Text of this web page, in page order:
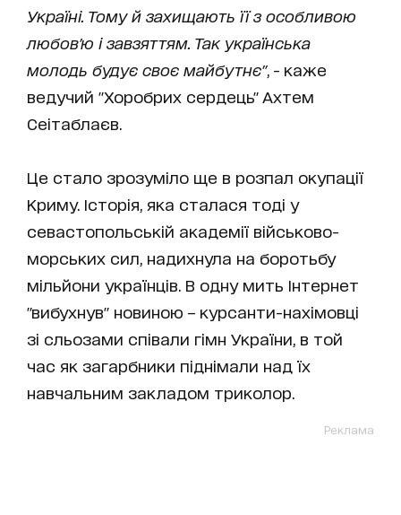
Україні. Тому й захищають її з особливою
любов'ю і завзяттям. Так українська
молодь будує своє майбутнє", - каже
ведучий "Хоробрих сердець" Ахтем
Сеітаблаєв.
Це стало зрозуміло ще в розпал окупації
Криму. Історія, яка сталася тоді у
севастопольській академії військово-
морських сил, надихнула на боротьбу
мільйони українців. В одну мить Інтернет
"вибухнув" новиною – курсанти-нахімовці
зі сльозами співали гімн України, в той
час як загарбники піднімали над їх
навчальним закладом триколор.
Реклама